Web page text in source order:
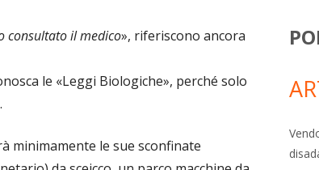
consultato il medico», riferiscono ancora
le «Leggi Biologiche», perché solo
minimamente le sue sconfinate